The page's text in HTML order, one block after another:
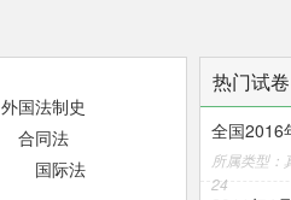
外国法制史
合同法
国际法
热门试卷
全国2016
所属类型：
24